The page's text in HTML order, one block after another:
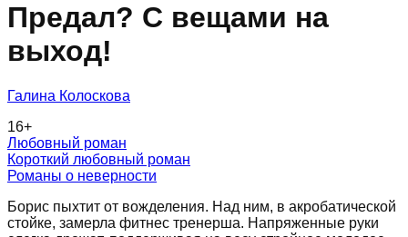
Предал? С вещами на
выход!
Галина Колоскова
16+
Любовный роман
Короткий любовный роман
Романы о неверности
Борис пыхтит от вожделения. Над ним, в акробатической
стойке, замерла фитнес тренерша. Напряженные руки